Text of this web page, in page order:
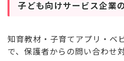
子ども向けサービス企業
知育教材・子育てアプリ・ベ
で、保護者からの問い合わせ